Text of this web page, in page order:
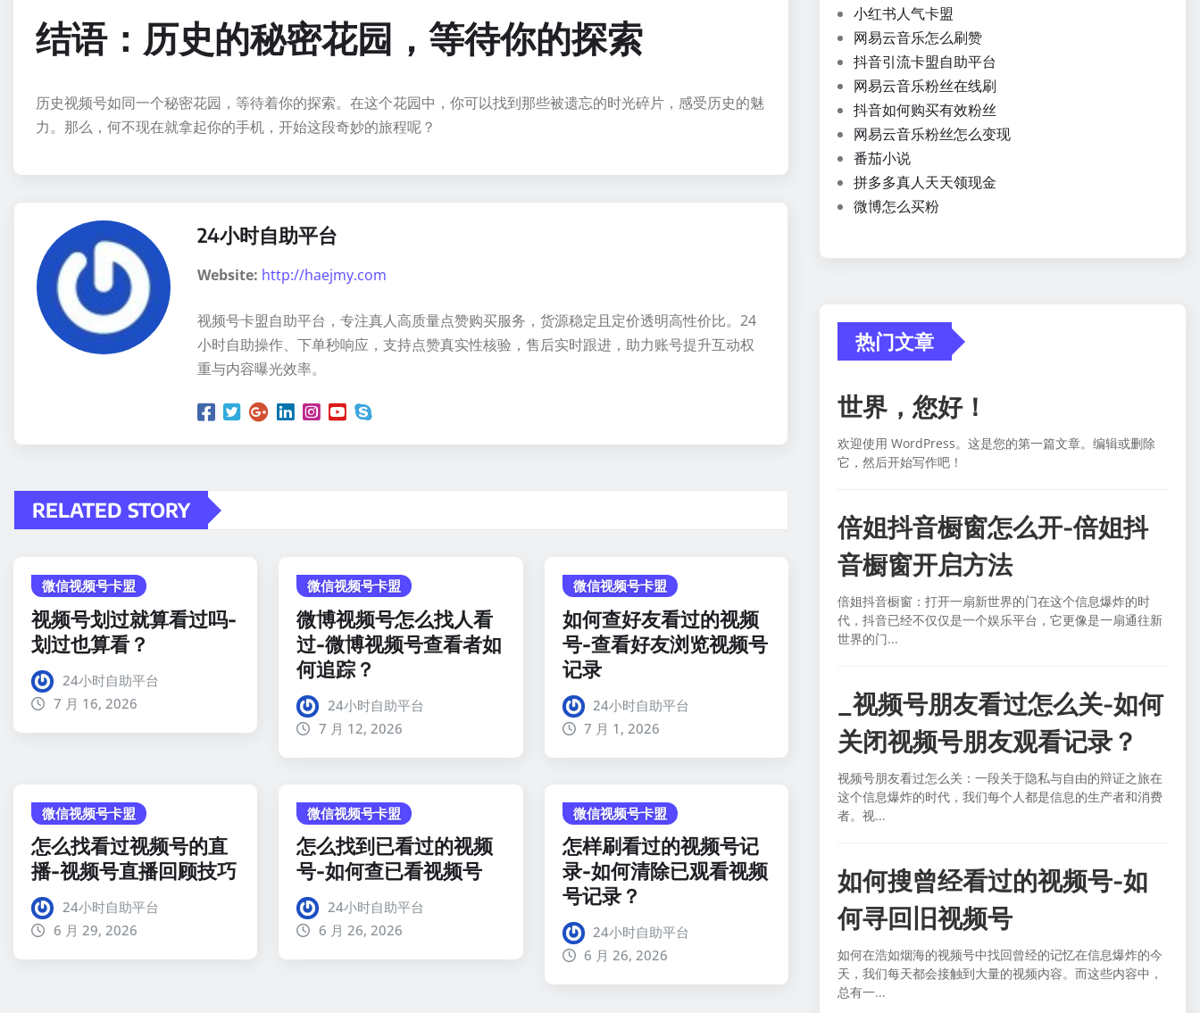
结语：历史的秘密花园，等待你的探索
历史视频号如同一个秘密花园，等待着你的探索。在这个花园中，你可以找到那些被遗忘的时光碎片，感受历史的魅
力。那么，何不现在就拿起你的手机，开始这段奇妙的旅程呢？
24小时自助平台
Website: http://haejmy.com
视频号卡盟自助平台，专注真人高质量点赞购买服务，货源稳定且定价透明高性价比。24
小时自助操作、下单秒响应，支持点赞真实性核验，售后实时跟进，助力账号提升互动权
重与内容曝光效率。
RELATED STORY
微信视频号卡盟
视频号划过就算看过吗-
划过也算看？
24小时自助平台
7 月 16, 2026
微信视频号卡盟
微博视频号怎么找人看
过-微博视频号查看者如
何追踪？
24小时自助平台
7 月 12, 2026
微信视频号卡盟
如何查好友看过的视频
号-查看好友浏览视频号
记录
24小时自助平台
7 月 1, 2026
微信视频号卡盟
怎么找看过视频号的直
播-视频号直播回顾技巧
24小时自助平台
6 月 29, 2026
微信视频号卡盟
怎么找到已看过的视频
号-如何查已看视频号
24小时自助平台
6 月 26, 2026
微信视频号卡盟
怎样刷看过的视频号记
录-如何清除已观看视频
号记录？
24小时自助平台
6 月 26, 2026
小红书人气卡盟
网易云音乐怎么刷赞
抖音引流卡盟自助平台
网易云音乐粉丝在线刷
抖音如何购买有效粉丝
网易云音乐粉丝怎么变现
番茄小说
拼多多真人天天领现金
微博怎么买粉
热门文章
世界，您好！
欢迎使用 WordPress。这是您的第一篇文章。编辑或删除
它，然后开始写作吧！
倍姐抖音橱窗怎么开-倍姐抖
音橱窗开启方法
倍姐抖音橱窗：打开一扇新世界的门在这个信息爆炸的时
代，抖音已经不仅仅是一个娱乐平台，它更像是一扇通往新
世界的门...
_视频号朋友看过怎么关-如何
关闭视频号朋友观看记录？
视频号朋友看过怎么关：一段关于隐私与自由的辩证之旅在
这个信息爆炸的时代，我们每个人都是信息的生产者和消费
者。视...
如何搜曾经看过的视频号-如
何寻回旧视频号
如何在浩如烟海的视频号中找回曾经的记忆在信息爆炸的今
天，我们每天都会接触到大量的视频内容。而这些内容中，
总有一...